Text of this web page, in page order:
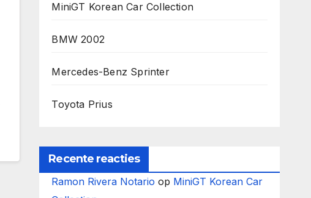
MiniGT Korean Car Collection
BMW 2002
Mercedes-Benz Sprinter
Toyota Prius
Recente reacties
Ramon Rivera Notario op MiniGT Korean Car